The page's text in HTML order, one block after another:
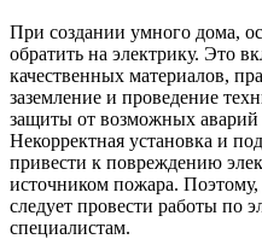
При создании умного дома,
обратить на электрику. Это
качественных материалов,
заземление и проведение
защиты от возможных аварий
Некорректная установка и
привести к повреждению
источником пожара.
следует провести работы по
специалистам.